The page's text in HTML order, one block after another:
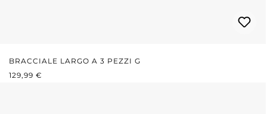
BRACCIALE LARGO A 3 PEZZI G
PREZZO NORMALE:
129,99 €